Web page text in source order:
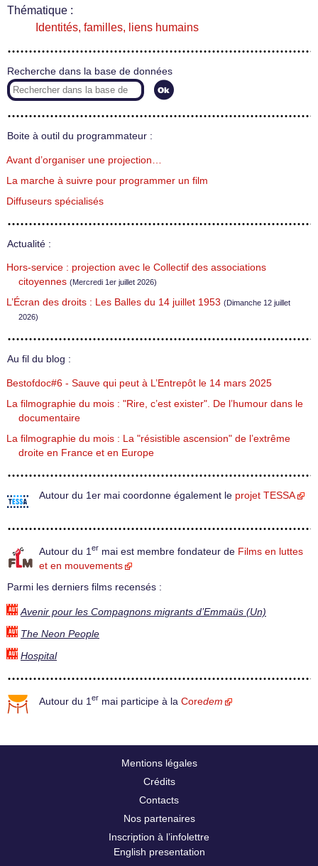
Thématique :
Identités, familles, liens humains
Recherche dans la base de données
Boite à outil du programmateur :
Avant d’organiser une projection…
La marche à suivre pour programmer un film
Diffuseurs spécialisés
Actualité :
Hors-service : projection avec le Collectif des associations
citoyennes (Mercredi 1er juillet 2026)
L’Écran des droits : Les Balles du 14 juillet 1953 (Dimanche 12 juillet
2026)
Au fil du blog :
Bestofdoc#6 - Sauve qui peut à L’Entrepôt le 14 mars 2025
La filmographie du mois : "Rire, c’est exister". De l’humour dans le
documentaire
La filmographie du mois : La "résistible ascension" de l’extrême
droite en France et en Europe
Autour du 1er mai coordonne également le projet TESSA
Autour du 1 er mai est membre fondateur de Films en luttes
et en mouvements
Parmi les derniers films recensés :
Avenir pour les Compagnons migrants d’Emmaüs (Un)
The Neon People
Hospital
Autour du 1 er mai participe à la Coredem
Mentions légales
Crédits
Contacts
Nos partenaires
Inscription à l’infolettre
English presentation